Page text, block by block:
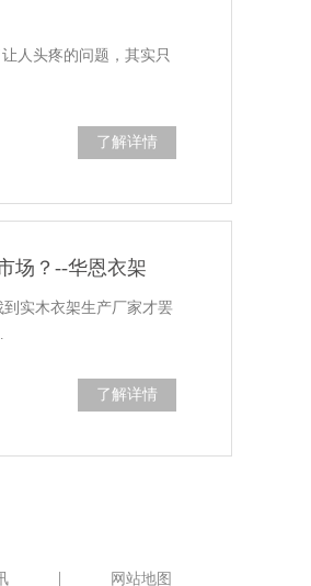
人头疼的问题，其实只
了解详情
场？--华恩衣架
实木衣架生产厂家才罢
了解详情
网站地图